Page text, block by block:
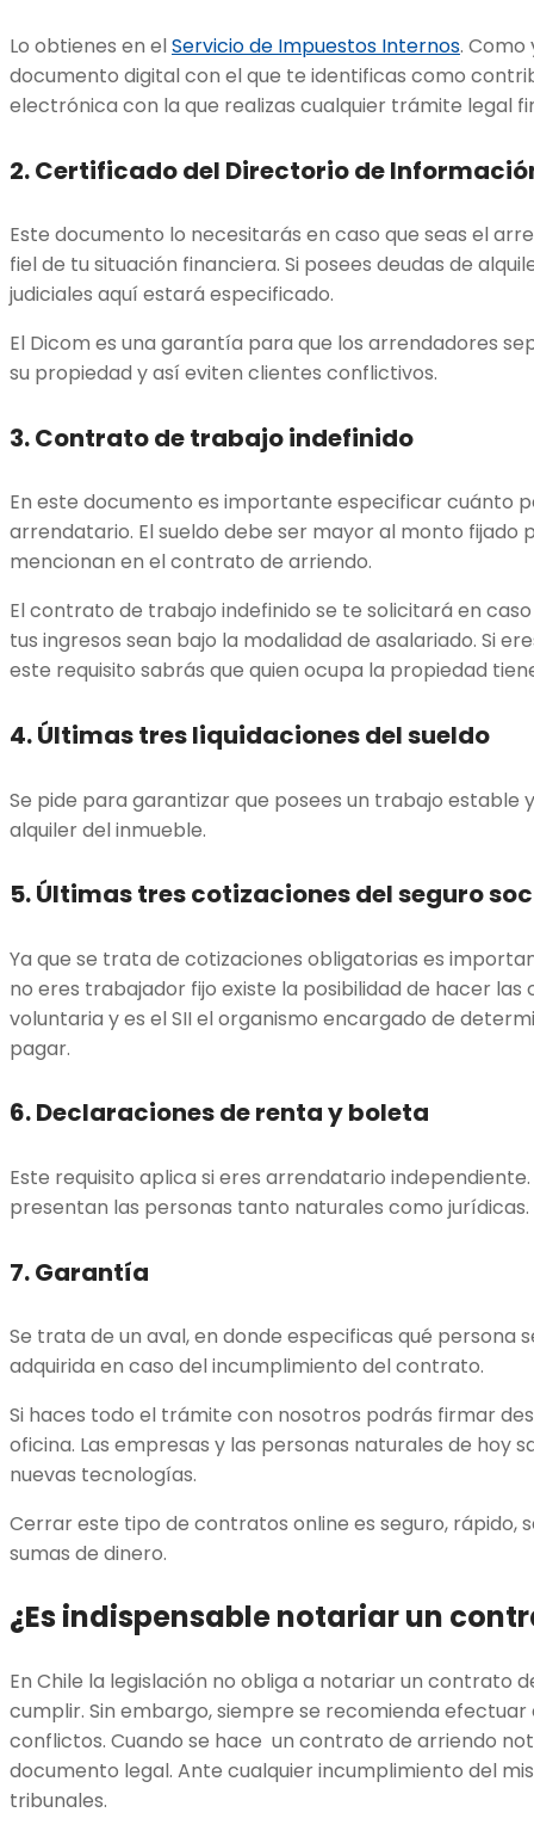
Lo obtienes en elServicio de Impuestos Internos. Como
documento digital con el que te identificas como
electrónica con la que realizas cualquier trámite legal
2.Certificado del Directorio de
Este documento lo necesitarás en caso que seas el
fiel de tu situación financiera. Si posees deudas de
judiciales aquí estará especificado.
El Dicom es una garantía para que los arrendadores
su propiedad y así eviten clientes conflictivos.
3.Contrato de trabajo indefinido
En este documento es importante especificar cuánto
arrendatario. El sueldo debe ser mayor al monto fijado
mencionan en el contrato de arriendo.
El contrato de trabajo indefinido se te solicitará en
tus ingresos sean bajo la modalidad de asalariado. Si
este requisito sabrás que quien ocupa la propiedad
4.Últimas tres liquidaciones del sueldo
Se pide para garantizar que posees un trabajo estable
alquiler del inmueble.
5.Últimas tres cotizaciones del seguro
Ya que se trata de cotizaciones obligatorias es
no eres trabajador fijo existe la posibilidad de hacer
voluntaria y es el SII el organismo encargado de
pagar.
6.Declaraciones de renta y boleta
Este requisito aplica si eres arrendatario
presentan las personas tanto naturales como jurídicas.
7.Garantía
Se trata de un aval, en donde especificas qué persona
adquirida en caso del incumplimiento del contrato.
Si haces todo el trámite con nosotros podrás firmar
oficina. Las empresas y las personas naturales de hoy
nuevas tecnologías.
Cerrar este tipo de contratos online es seguro, rápido,
sumas de dinero.
¿Es indispensable notariar un
En Chile la legislación no obliga a notariar un contrato
cumplir. Sin embargo, siempre se recomienda
conflictos. Cuando se hace un contrato de arriendo
documento legal. Ante cualquier incumplimiento del
tribunales.